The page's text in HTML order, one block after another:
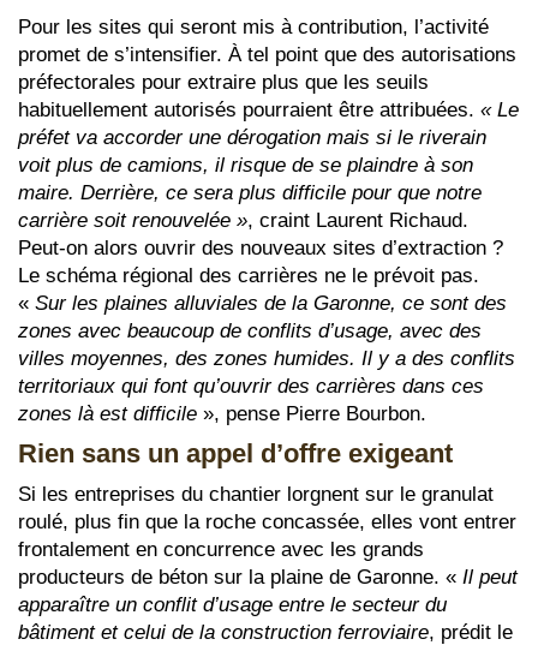
Pour les sites qui seront mis à contribution, l’activité
promet de s’intensifier. À tel point que des autorisations
préfectorales pour extraire plus que les seuils
habituellement autorisés pourraient être attribuées. « Le
préfet va accorder une dérogation mais si le riverain
voit plus de camions, il risque de se plaindre à son
maire. Derrière, ce sera plus difficile pour que notre
carrière soit renouvelée », craint Laurent Richaud.
Peut-on alors ouvrir des nouveaux sites d’extraction ?
Le schéma régional des carrières ne le prévoit pas.
« Sur les plaines alluviales de la Garonne, ce sont des
zones avec beaucoup de conflits d’usage, avec des
villes moyennes, des zones humides. Il y a des conflits
territoriaux qui font qu’ouvrir des carrières dans ces
zones là est difficile », pense Pierre Bourbon.
Rien sans un appel d’offre exigeant
Si les entreprises du chantier lorgnent sur le granulat
roulé, plus fin que la roche concassée, elles vont entrer
frontalement en concurrence avec les grands
producteurs de béton sur la plaine de Garonne. « Il peut
apparaître un conflit d’usage entre le secteur du
bâtiment et celui de la construction ferroviaire, prédit le